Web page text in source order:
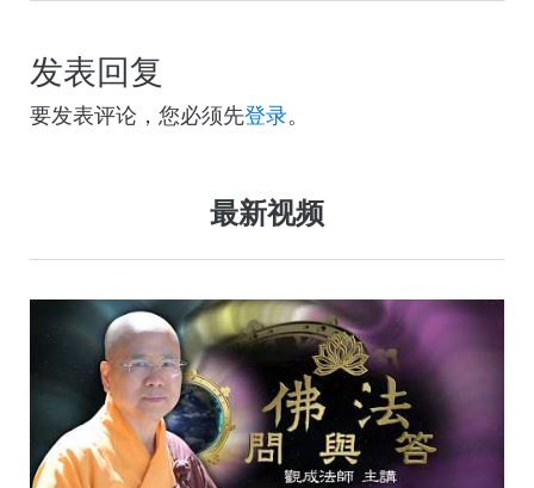
发表回复
要发表评论，您必须先登录。
最新视频